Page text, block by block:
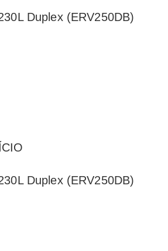
Duplex (ERV250DB)
Duplex (ERV250DB)